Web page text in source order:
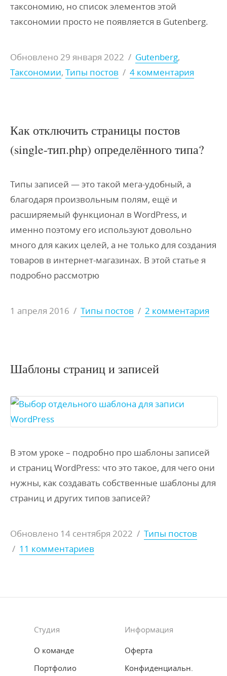
таксономию, но список элементов этой
таксономии просто не появляется в Gutenberg.
Обновлено 29 января 2022 / Gutenberg,
Таксономии, Типы постов / 4 комментария
Как отключить страницы постов
(single-тип.php) определённого типа?
Типы записей — это такой мега-удобный, а
благодаря произвольным полям, ещё и
расширяемый функционал в WordPress, и
именно поэтому его используют довольно
много для каких целей, а не только для создания
товаров в интернет-магазинах. В этой статье я
подробно рассмотрю
1 апреля 2016 / Типы постов / 2 комментария
Шаблоны страниц и записей
В этом уроке – подробно про шаблоны записей
и страниц WordPress: что это такое, для чего они
нужны, как создавать собственные шаблоны для
страниц и других типов записей?
Обновлено 14 сентября 2022 / Типы постов
/ 11 комментариев
Студия
О команде
Портфолио
Информация
Оферта
Конфиденциальн.